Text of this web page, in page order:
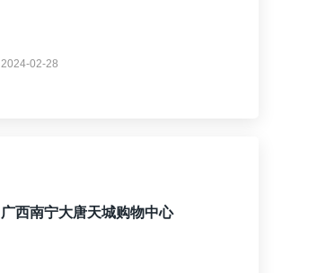
2024-02-28
广西南宁大唐天城购物中心